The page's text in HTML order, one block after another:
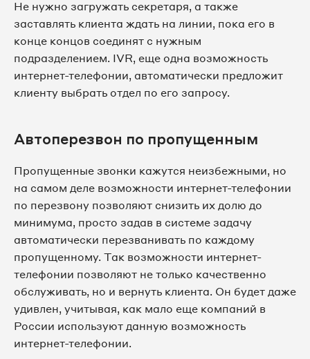
Не нужно загружать секретаря, а также
заставлять клиента ждать на линии, пока его в
конце концов соединят с нужным
подразделением. IVR, еще одна возможность
интернет-телефонии, автоматически предложит
клиенту выбрать отдел по его запросу.
Автоперезвон по пропущенным
Пропущенные звонки кажутся неизбежными, но
на самом деле возможности интернет-телефонии
по перезвону позволяют снизить их долю до
минимума, просто задав в системе задачу
автоматически перезванивать по каждому
пропущенному. Так возможности интернет-
телефонии позволяют не только качественно
обслуживать, но и вернуть клиента. Он будет даже
удивлен, учитывая, как мало еще компаний в
России используют данную возможность
интернет-телефонии.